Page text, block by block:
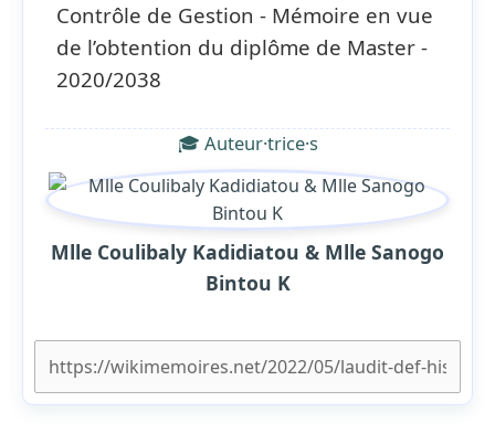
Contrôle de Gestion - Mémoire en vue
de l’obtention du diplôme de Master -
2020/2038
🎓 Auteur·trice·s
Mlle Coulibaly Kadidiatou & Mlle Sanogo
Bintou K